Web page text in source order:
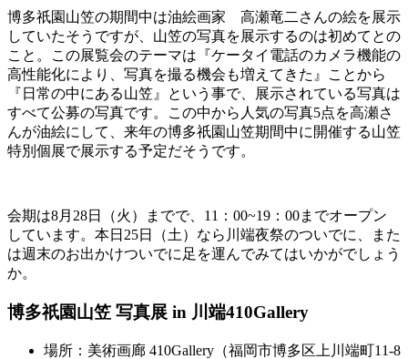
博多祇園山笠の期間中は油絵画家 高瀬竜二さんの絵を展示
していたそうですが、山笠の写真を展示するのは初めてとの
こと。この展覧会のテーマは『ケータイ電話のカメラ機能の
高性能化により、写真を撮る機会も増えてきた』ことから
『日常の中にある山笠』という事で、展示されている写真は
すべて公募の写真です。この中から人気の写真5点を高瀬さ
んが油絵にして、来年の博多祇園山笠期間中に開催する山笠
特別個展で展示する予定だそうです。
会期は8月28日（火）までで、11：00~19：00までオープン
しています。本日25日（土）なら川端夜祭のついでに、また
は週末のお出かけついでに足を運んでみてはいかがでしょう
か。
博多祇園山笠 写真展 in 川端410Gallery
場所：美術画廊 410Gallery（福岡市博多区上川端町11-8